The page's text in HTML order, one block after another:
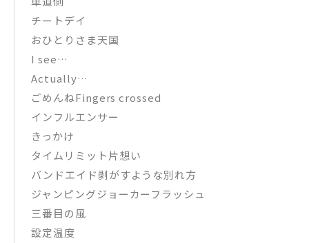
チートデイ
おひとりさま天国
I see…
Actually…
ごめんねFingers crossed
インフルエンサー
きっかけ
タイムリミット片想い
バンドエイド剥がすような別れ方
ジャンピングジョーカーフラッシュ
三番目の風
設定温度